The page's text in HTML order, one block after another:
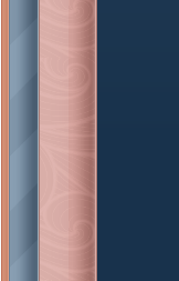
писать
они
момент, когда
<em>/или
пора
знает ч ь я